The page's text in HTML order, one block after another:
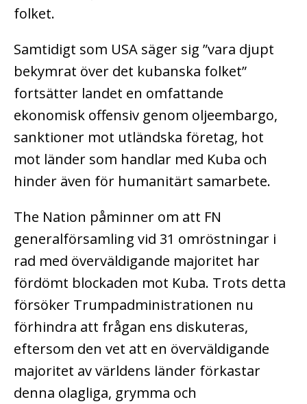
folket.
Samtidigt som USA säger sig ”vara djupt
bekymrat över det kubanska folket”
fortsätter landet en omfattande
ekonomisk offensiv genom oljeembargo,
sanktioner mot utländska företag, hot
mot länder som handlar med Kuba och
hinder även för humanitärt samarbete.
The Nation påminner om att FN
generalförsamling vid 31 omröstningar i
rad med överväldigande majoritet har
fördömt blockaden mot Kuba. Trots detta
försöker Trumpadministrationen nu
förhindra att frågan ens diskuteras,
eftersom den vet att en överväldigande
majoritet av världens länder förkastar
denna olagliga, grymma och